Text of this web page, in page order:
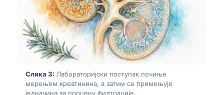
Слика 3: Лабораторијски поступак почиње
мерењем креатинина, а затим се примењује
једначина за процену филтрације.